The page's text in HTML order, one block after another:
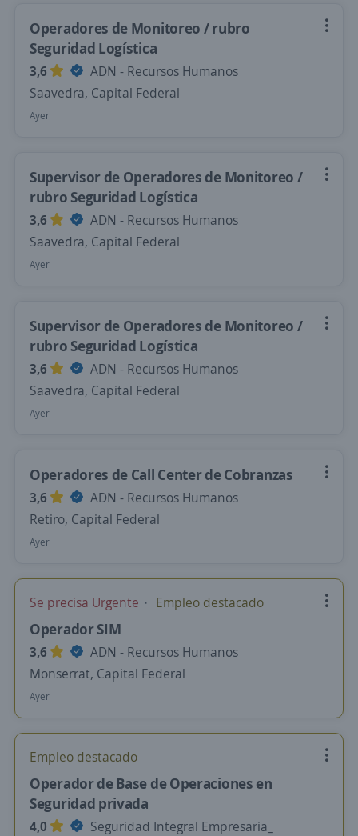
Operadores de Monitoreo / rubro
Seguridad Logística
3,6
ADN - Recursos Humanos
Saavedra, Capital Federal
Ayer
Supervisor de Operadores de Monitoreo /
rubro Seguridad Logística
3,6
ADN - Recursos Humanos
Saavedra, Capital Federal
Ayer
Supervisor de Operadores de Monitoreo /
rubro Seguridad Logística
3,6
ADN - Recursos Humanos
Saavedra, Capital Federal
Ayer
Operadores de Call Center de Cobranzas
3,6
ADN - Recursos Humanos
Retiro, Capital Federal
Ayer
Se precisa Urgente Empleo destacado
Operador SIM
3,6
ADN - Recursos Humanos
Monserrat, Capital Federal
Ayer
Empleo destacado
Operador de Base de Operaciones en
Seguridad privada
4,0
Seguridad Integral Empresaria_